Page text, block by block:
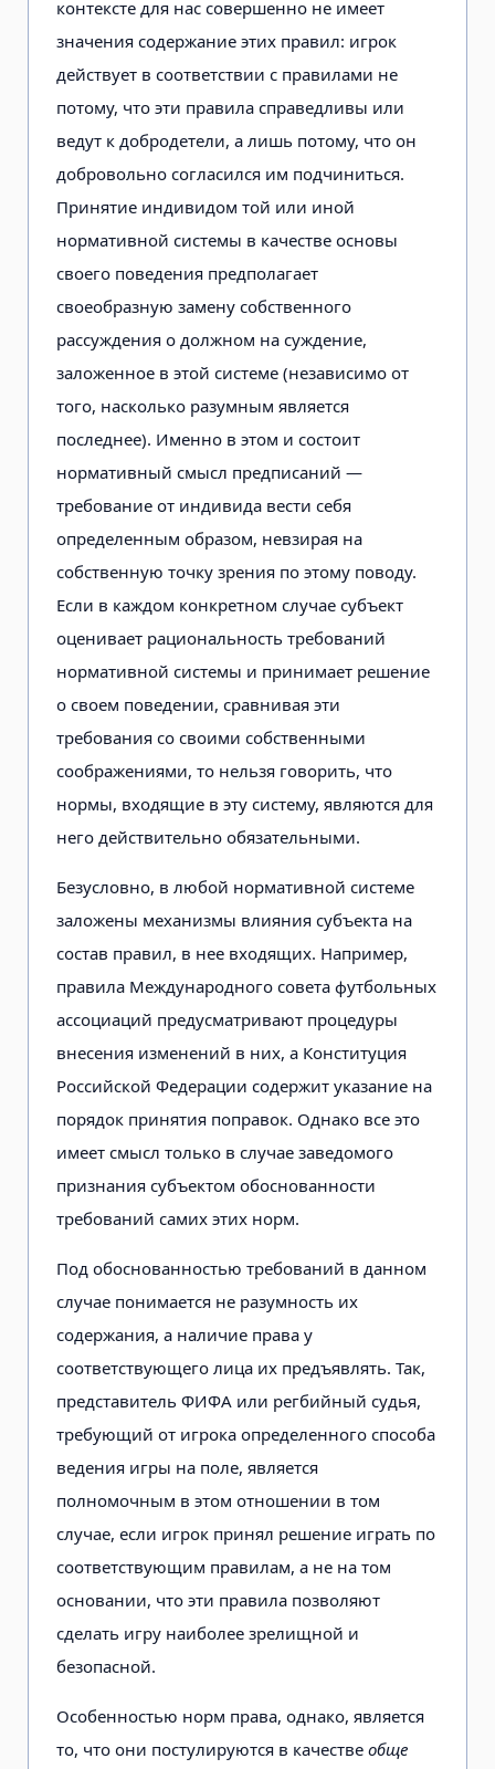
контексте для нас совершенно не имеет
значения содержание этих правил: игрок
действует в соответствии с правилами не
потому, что эти правила справедливы или
ведут к добродетели, а лишь потому, что он
добровольно согласился им подчиниться.
Принятие индивидом той или иной
нормативной системы в качестве основы
своего поведения предполагает
своеобразную замену собственного
рассуждения о должном на суждение,
заложенное в этой системе (независимо от
того, насколько разумным является
последнее). Именно в этом и состоит
нормативный смысл предписаний —
требование от индивида вести себя
определенным образом, невзирая на
собственную точку зрения по этому поводу.
Если в каждом конкретном случае субъект
оценивает рациональность требований
нормативной системы и принимает решение
о своем поведении, сравнивая эти
требования со своими собственными
соображениями, то нельзя говорить, что
нормы, входящие в эту систему, являются для
него действительно обязательными.
Безусловно, в любой нормативной системе
заложены механизмы влияния субъекта на
состав правил, в нее входящих. Например,
правила Международного совета футбольных
ассоциаций предусматривают процедуры
внесения изменений в них, а Конституция
Российской Федерации содержит указание на
порядок принятия поправок. Однако все это
имеет смысл только в случае заведомого
признания субъектом обоснованности
требований самих этих норм.
Под обоснованностью требований в данном
случае понимается не разумность их
содержания, а наличие права у
соответствующего лица их предъявлять. Так,
представитель ФИФА или регбийный судья,
требующий от игрока определенного способа
ведения игры на поле, является
полномочным в этом отношении в том
случае, если игрок принял решение играть по
соответствующим правилам, а не на том
основании, что эти правила позволяют
сделать игру наиболее зрелищной и
безопасной.
Особенностью норм права, однако, является
то, что они постулируются в качестве обще